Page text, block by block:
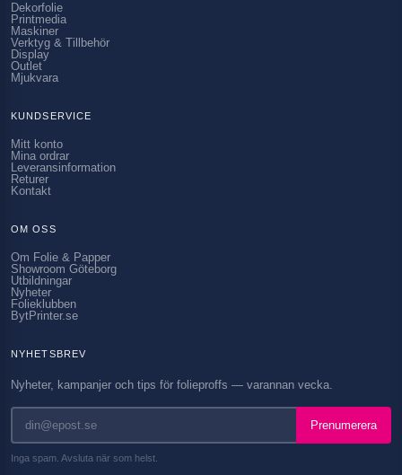
Dekorfolie
Printmedia
Maskiner
Verktyg & Tillbehör
Display
Outlet
Mjukvara
KUNDSERVICE
Mitt konto
Mina ordrar
Leveransinformation
Returer
Kontakt
OM OSS
Om Folie & Papper
Showroom Göteborg
Utbildningar
Nyheter
Folieklubben
BytPrinter.se
NYHETSBREV
Nyheter, kampanjer och tips för folieproffs — varannan vecka.
Prenumerera
Inga spam. Avsluta när som helst.